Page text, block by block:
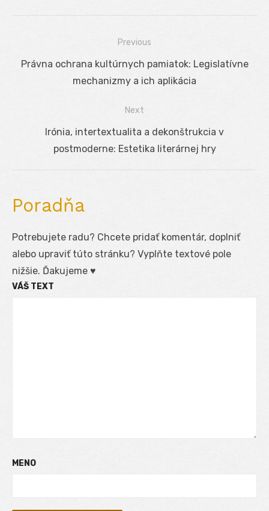
Navigácia
Previous
Previous
Právna ochrana kultúrnych pamiatok: Legislatívne
mechanizmy a ich aplikácia
Next
Irónia, intertextualita a dekonštrukcia v
postmoderne: Estetika literárnej hry
Poradňa
Potrebujete radu? Chcete pridať komentár, doplniť
alebo upraviť túto stránku? Vyplňte textové pole
nižšie. Ďakujeme ♥
VÁŠ TEXT
MENO